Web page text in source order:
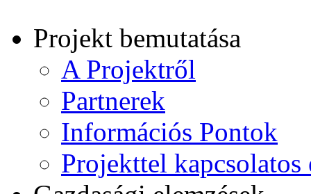
Projekt bemutatása
A Projektről
Partnerek
Információs Pontok
Projekttel kapcsolatos